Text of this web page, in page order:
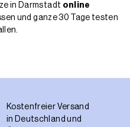
in Darmstadt online
und ganze 30 Tage testen
Kostenfreier Versand
in Deutschland und